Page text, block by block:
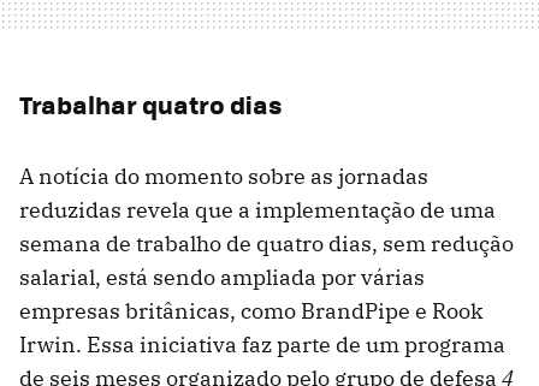
Trabalhar quatro dias
A notícia do momento sobre as jornadas
reduzidas revela que a implementação de uma
semana de trabalho de quatro dias, sem redução
salarial, está sendo ampliada por várias
empresas britânicas, como BrandPipe e Rook
Irwin. Essa iniciativa faz parte de um programa
de seis meses organizado pelo grupo de defesa 4